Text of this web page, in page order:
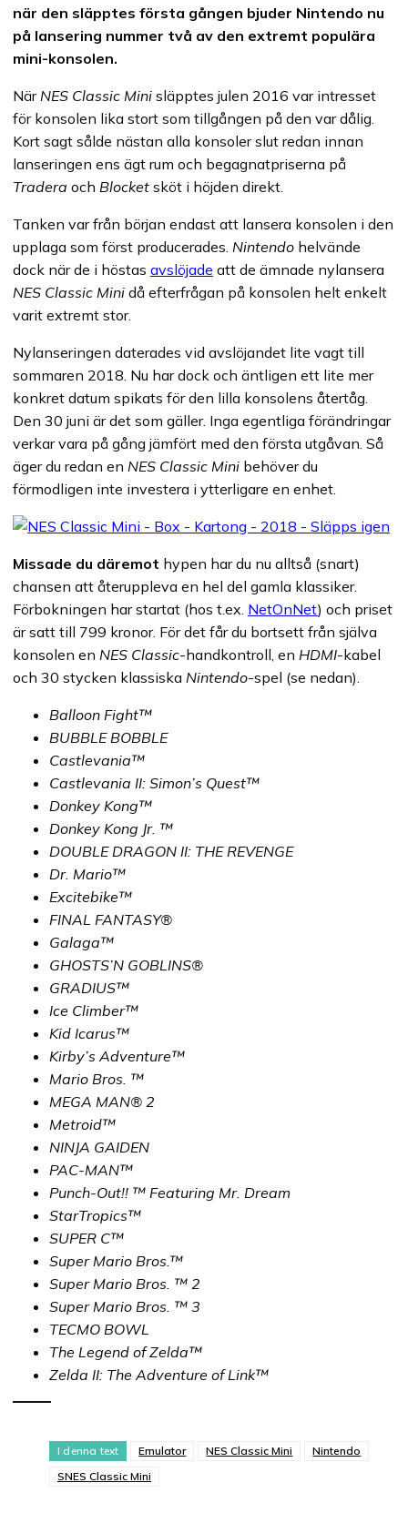
när den släpptes första gången bjuder Nintendo nu
på lansering nummer två av den extremt populära
mini-konsolen.
När NES Classic Mini släpptes julen 2016 var intresset
för konsolen lika stort som tillgången på den var dålig.
Kort sagt sålde nästan alla konsoler slut redan innan
lanseringen ens ägt rum och begagnatpriserna på
Tradera och Blocket sköt i höjden direkt.
Tanken var från början endast att lansera konsolen i den
upplaga som först producerades. Nintendo helvände
dock när de i höstas avslöjade att de ämnade nylansera
NES Classic Mini då efterfrågan på konsolen helt enkelt
varit extremt stor.
Nylanseringen daterades vid avslöjandet lite vagt till
sommaren 2018. Nu har dock och äntligen ett lite mer
konkret datum spikats för den lilla konsolens återtåg.
Den 30 juni är det som gäller. Inga egentliga förändringar
verkar vara på gång jämfört med den första utgåvan. Så
äger du redan en NES Classic Mini behöver du
förmodligen inte investera i ytterligare en enhet.
Missade du däremot hypen har du nu alltså (snart)
chansen att återuppleva en hel del gamla klassiker.
Förbokningen har startat (hos t.ex. NetOnNet) och priset
är satt till 799 kronor. För det får du bortsett från själva
konsolen en NES Classic-handkontroll, en HDMI-kabel
och 30 stycken klassiska Nintendo-spel (se nedan).
Balloon Fight™
BUBBLE BOBBLE
Castlevania™
Castlevania II: Simon’s Quest™
Donkey Kong™
Donkey Kong Jr. ™
DOUBLE DRAGON II: THE REVENGE
Dr. Mario™
Excitebike™
FINAL FANTASY®
Galaga™
GHOSTS’N GOBLINS®
GRADIUS™
Ice Climber™
Kid Icarus™
Kirby’s Adventure™
Mario Bros. ™
MEGA MAN® 2
Metroid™
NINJA GAIDEN
PAC-MAN™
Punch-Out!! ™ Featuring Mr. Dream
StarTropics™
SUPER C™
Super Mario Bros.™
Super Mario Bros. ™ 2
Super Mario Bros. ™ 3
TECMO BOWL
The Legend of Zelda™
Zelda II: The Adventure of Link™
I denna text Emulator NES Classic Mini
Nintendo
SNES Classic Mini